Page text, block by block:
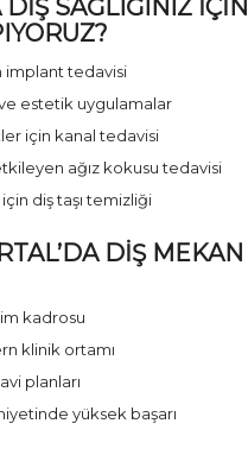
DIŞ SAĞLIĞINIZ İÇIN
implant tedavisi
ve estetik uygulamalar
için kanal tedavisi
ağız kokusu tedavisi
diş taşı temizliği
DIŞ MEKAN
kadrosu
klinik ortamı
planları
yüksek başarı